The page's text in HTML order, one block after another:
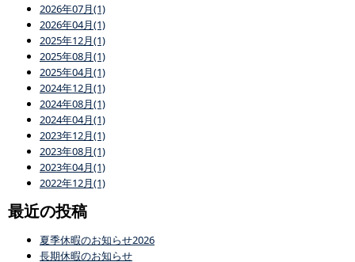
2026年07月(1)
2026年04月(1)
2025年12月(1)
2025年08月(1)
2025年04月(1)
2024年12月(1)
2024年08月(1)
2024年04月(1)
2023年12月(1)
2023年08月(1)
2023年04月(1)
2022年12月(1)
最近の投稿
夏季休暇のお知らせ2026
長期休暇のお知らせ